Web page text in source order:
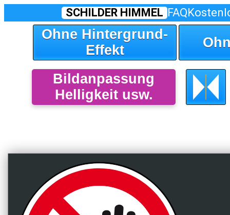
SCHILDER HIMMEL FAQ
Ohne Hintergrund-
Effekt
Bildanpassung
Helligkeit usw.